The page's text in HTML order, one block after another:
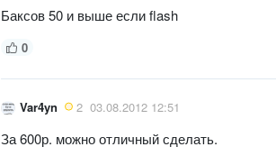
Баксов 50 и выше если flash
0
Var4yn 2 03.08.2012 12:51
За 600р. можно отличный сделать.